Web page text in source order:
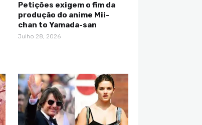
Petições exigem o fim da
produção do anime Mii-
chan to Yamada-san
Julho 28, 2026